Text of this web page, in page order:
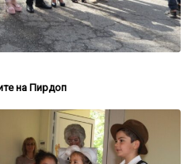
на Пирдоп